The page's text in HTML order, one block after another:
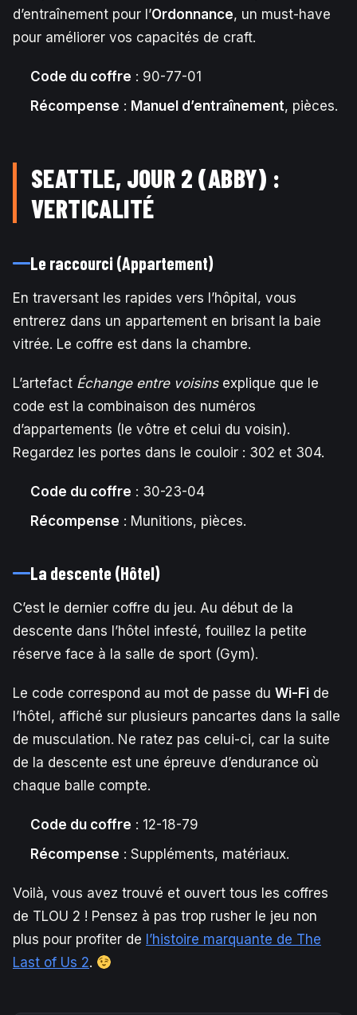
d’entraînement pour l’Ordonnance, un must-have
pour améliorer vos capacités de craft.
Code du coffre : 90-77-01
Récompense : Manuel d’entraînement, pièces.
SEATTLE, JOUR 2 (ABBY) :
VERTICALITÉ
Le raccourci (Appartement)
En traversant les rapides vers l’hôpital, vous
entrerez dans un appartement en brisant la baie
vitrée. Le coffre est dans la chambre.
L’artefact Échange entre voisinsexplique que le
code est la combinaison des numéros
d’appartements (le vôtre et celui du voisin).
Regardez les portes dans le couloir : 302 et 304.
Code du coffre : 30-23-04
Récompense : Munitions, pièces.
La descente (Hôtel)
C’est le dernier coffre du jeu. Au début de la
descente dans l’hôtel infesté, fouillez la petite
réserve face à la salle de sport (Gym).
Le code correspond au mot de passe du Wi-Fi de
l’hôtel, affiché sur plusieurs pancartes dans la salle
de musculation. Ne ratez pas celui-ci, car la suite
de la descente est une épreuve d’endurance où
chaque balle compte.
Code du coffre : 12-18-79
Récompense : Suppléments, matériaux.
Voilà, vous avez trouvé et ouvert tous les coffres
de TLOU 2 ! Pensez à pas trop rusher le jeu non
plus pour profiter de l’histoire marquante de The
Last of Us 2.